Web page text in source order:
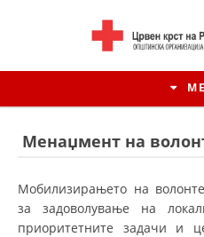
Менаџмент на
Мобилизирањето на
за задоволување на
приоритетните задачи и